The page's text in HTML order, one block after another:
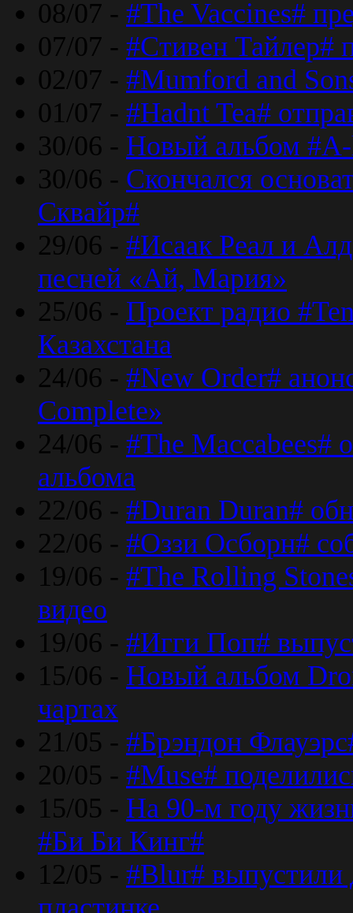
08/07 - #The Vaccines#
07/07 - #Стивен Тайлер#
02/07 - #Mumford and
01/07 - #Hadnt Tea#
30/06 - Новый альбом #A-
30/06 - Скончался
Сквайр#
29/06 - #Исаак Реал и
песней «Ай, Мария»
25/06 - Проект радио
Казахстана
24/06 - #New Order#
Complete»
24/06 - #The Maccabees#
альбома
22/06 - #Duran Duran#
22/06 - #Оззи Осборн#
19/06 - #The Rolling
видео
19/06 - #Игги Поп#
15/06 - Новый альбом
чартах
21/05 - #Брэндон
20/05 - #Muse#
15/05 - На 90-м году
#Би Би Кинг#
12/05 - #Blur# выпустили